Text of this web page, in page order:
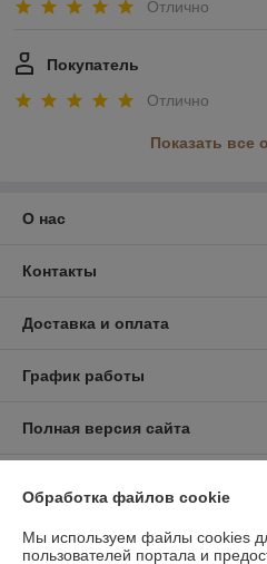
Отлично
Покупатель
Отлично
Показать все
О нас
Контакты
Доставка и оплата
График работы
Полная версия сайта
Сайт создан на платформе
Обработка файлов cookie
Мы используем файлы cookies
пользователей портала и